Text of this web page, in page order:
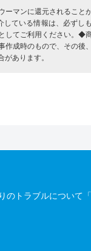
ーマンに還元されること
ている情報は、必ずし
してご利用ください。◆
成時のもので、その後
あります。
トラブルについて